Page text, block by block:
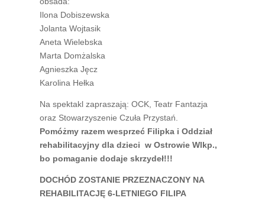
Ilona Dobiszewska
Jolanta Wojtasik
Aneta Wielebska
Marta Domżalska
Agnieszka Jęcz
Karolina Hełka
Na spektakl zapraszają: OCK, Teatr Fantazja
oraz Stowarzyszenie Czuła Przystań.
Pomóżmy razem wesprzeć Filipka i Oddział
rehabilitacyjny dla dzieci w Ostrowie Wlkp.,
bo pomaganie dodaje skrzydeł!!!
DOCHÓD ZOSTANIE PRZEZNACZONY NA
REHABILITACJĘ 6-LETNIEGO FILIPA